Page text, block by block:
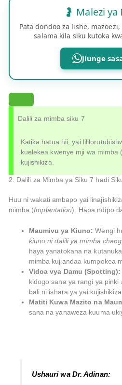
🤰 Malezi
Pata dondoo za lishe,
salama kila siku kutoka
Jiunge
Dalili za mimba siku 7
Katika hatua hii, yai
kuelekea kwenye mji wa mimba
kujishikiza.
2. Dalili za Mimba ya Siku 7 hadi
Huu ni wakati ambapo yai
mimba (Implantation). Hapa ndipo
Maumivu ya Kiuno: Wengi
kiuno ni dalili ya mimba
haya yanatokana na
mimba kujiandaa kumpokea
Vidoa vya Damu (Spotting):
kidogo sana ya rangi ya pinki
bali ni ishara ya yai kujishikiza.
Matiti Kuwa Mazito na
sana na yanaweza kuuma
Ushauri wa Dr. Adinan: